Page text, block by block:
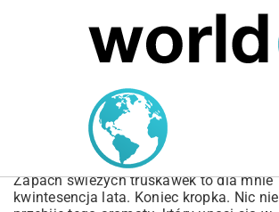
MARIUSZ ŁAMAGA 03.10.2025
Prosty Przepis na
Nalewkę z Truskawek:
Przewodnik Krok po Kroku
Zapach świeżych truskawek to dla mnie
kwintesencja lata. Koniec kropka. Nic nie